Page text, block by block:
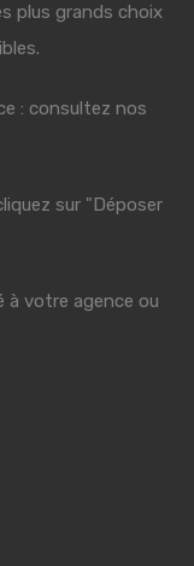
plus grands choix
: consultez nos
sur "Déposer
à votre agence ou